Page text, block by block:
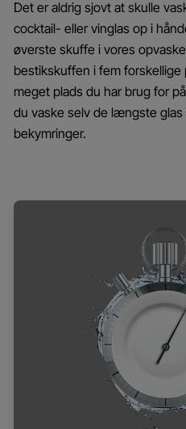
Det er aldrig sjovt at skulle
cocktail- eller vinglas op i
øverste skuffe i vores
bestikskuffen i fem
meget plads du har brug for
du vaske selv de længste
bekymringer.